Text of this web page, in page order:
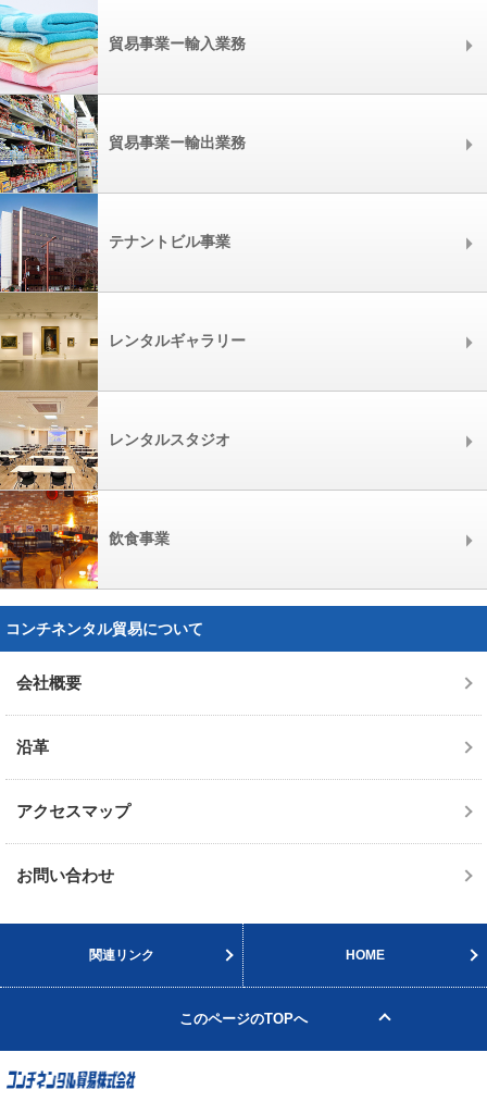
貿易事業ー輸入業務
貿易事業ー輸出業務
テナントビル事業
レンタルギャラリー
レンタルスタジオ
飲食事業
コンチネンタル貿易について
会社概要
沿革
アクセスマップ
お問い合わせ
関連リンク HOME
このページのTOPへ